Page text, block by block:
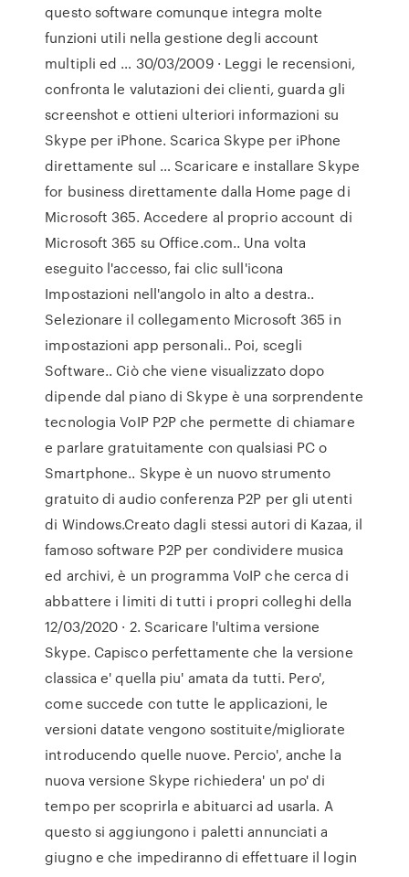
questo software comunque integra molte
funzioni utili nella gestione degli account
multipli ed … 30/03/2009 · ‎Leggi le recensioni,
confronta le valutazioni dei clienti, guarda gli
screenshot e ottieni ulteriori informazioni su
Skype per iPhone. Scarica Skype per iPhone
direttamente sul … Scaricare e installare Skype
for business direttamente dalla Home page di
Microsoft 365. Accedere al proprio account di
Microsoft 365 su Office.com.. Una volta
eseguito l'accesso, fai clic sull'icona
Impostazioni nell'angolo in alto a destra..
Selezionare il collegamento Microsoft 365 in
impostazioni app personali.. Poi, scegli
Software.. Ciò che viene visualizzato dopo
dipende dal piano di Skype è una sorprendente
tecnologia VoIP P2P che permette di chiamare
e parlare gratuitamente con qualsiasi PC o
Smartphone.. Skype è un nuovo strumento
gratuito di audio conferenza P2P per gli utenti
di Windows.Creato dagli stessi autori di Kazaa, il
famoso software P2P per condividere musica
ed archivi, è un programma VoIP che cerca di
abbattere i limiti di tutti i propri colleghi della
12/03/2020 · 2. Scaricare l'ultima versione
Skype. Capisco perfettamente che la versione
classica e' quella piu' amata da tutti. Pero',
come succede con tutte le applicazioni, le
versioni datate vengono sostituite/migliorate
introducendo quelle nuove. Percio', anche la
nuova versione Skype richiedera' un po' di
tempo per scoprirla e abituarci ad usarla. A
questo si aggiungono i paletti annunciati a
giugno e che impediranno di effettuare il login